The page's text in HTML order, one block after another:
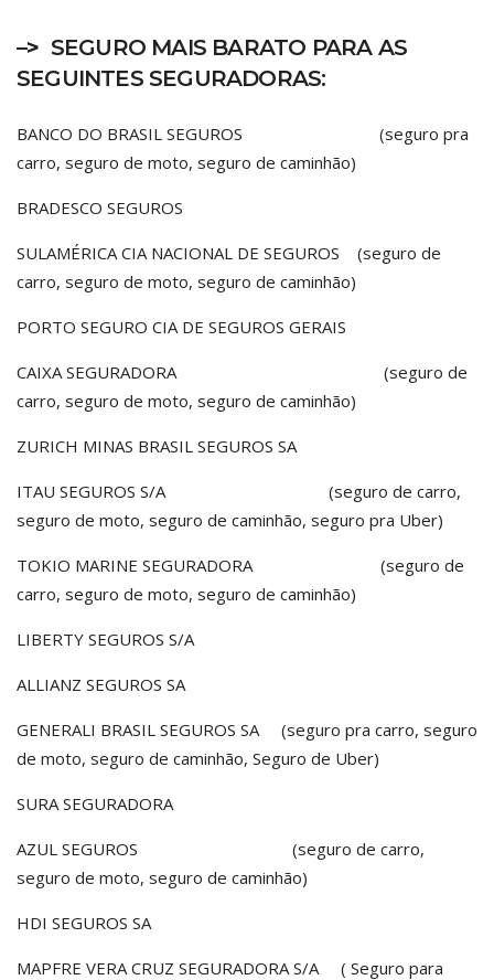
–> SEGURO MAIS BARATO PARA AS
SEGUINTES SEGURADORAS:
BANCO DO BRASIL SEGUROS (seguro pra
carro, seguro de moto, seguro de caminhão)
BRADESCO SEGUROS
SULAMÉRICA CIA NACIONAL DE SEGUROS (seguro de
carro, seguro de moto, seguro de caminhão)
PORTO SEGURO CIA DE SEGUROS GERAIS
CAIXA SEGURADORA (seguro de
carro, seguro de moto, seguro de caminhão)
ZURICH MINAS BRASIL SEGUROS SA
ITAU SEGUROS S/A (seguro de carro,
seguro de moto, seguro de caminhão, seguro pra Uber)
TOKIO MARINE SEGURADORA (seguro de
carro, seguro de moto, seguro de caminhão)
LIBERTY SEGUROS S/A
ALLIANZ SEGUROS SA
GENERALI BRASIL SEGUROS SA (seguro pra carro, seguro
de moto, seguro de caminhão, Seguro de Uber)
SURA SEGURADORA
AZUL SEGUROS (seguro de carro,
seguro de moto, seguro de caminhão)
HDI SEGUROS SA
MAPFRE VERA CRUZ SEGURADORA S/A ( Seguro para